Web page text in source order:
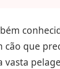
cão que
vasta